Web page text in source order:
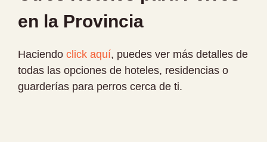
en la Provincia
Haciendo click aquí, puedes ver más detalles de
todas las opciones de hoteles, residencias o
guarderías para perros cerca de ti.